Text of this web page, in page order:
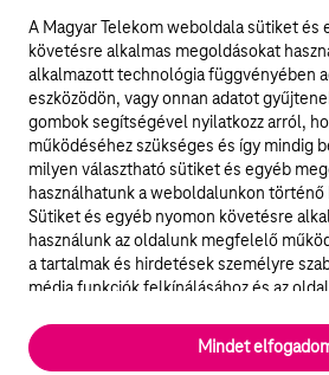
ÁSZF
Adatvédelem
Felhívások
Közösségi média
Cookie beállítások
A Magyar Telekom weboldala sütiket és
követésre alkalmas megoldásokat
alkalmazott technológia függvényében
eszközödön, vagy onnan adatot
gombok segítségével nyilatkozz arról,
működéséhez szükséges és így mindig
milyen választható sütiket és egyéb
használhatunk a weboldalunkon történő
Sütiket és egyéb nyomon követésre
használunk az oldalunk megfelelő
a tartalmak és hirdetések személyre
média funkciók felkínálásához és az
elengedhetetlenek a weboldal
kikapcsolni őket a weboldal látogatása
Mindet